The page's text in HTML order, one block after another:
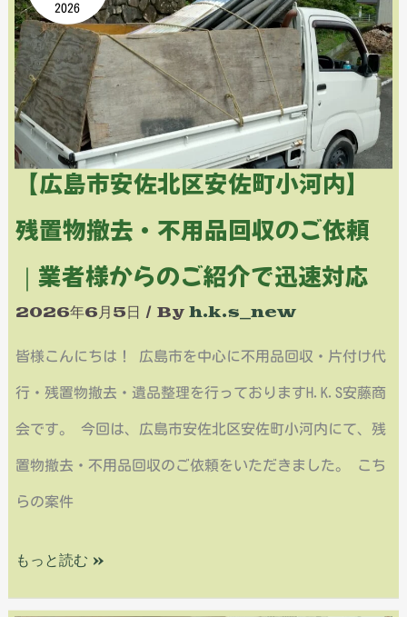
車
満
車
の
回
事
2026
【広島市安佐北区安佐町小河内】
残置物撤去・不用品回収のご依頼
｜業者様からのご紹介で迅速対応
2026年6月5日 / By h.k.s_new
皆様こんにちは！ 広島市を中心に不用品回収・片付け代
行・残置物撤去・遺品整理を行っておりますH.K.S安藤商
会です。 今回は、広島市安佐北区安佐町小河内にて、残
置物撤去・不用品回収のご依頼をいただきました。 こち
らの案件
市
安
佐
北
区
佐
町
小
去・
不
もっと読む »